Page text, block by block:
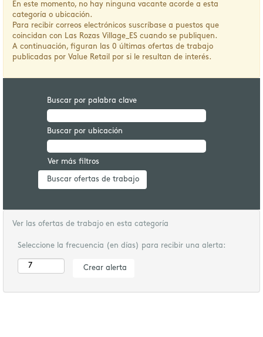
En este momento, no hay ninguna vacante acorde a esta
categoría o ubicación.
Para recibir correos electrónicos suscríbase a puestos que
coincidan con Las Rozas Village_ES cuando se publiquen.
A continuación, figuran las 0 últimas ofertas de trabajo
publicadas por Value Retail por si le resultan de interés.
Buscar por palabra clave
Buscar por ubicación
Ver más filtros
Ver las ofertas de trabajo en esta categoría
Seleccione la frecuencia (en días) para recibir una alerta: